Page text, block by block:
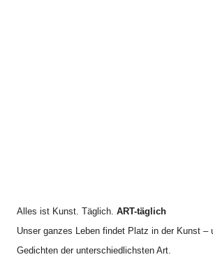
Alles ist Kunst. Täglich. ART-täglich
Unser ganzes Leben findet Platz in der Kunst –
Gedichten der unterschiedlichsten Art.